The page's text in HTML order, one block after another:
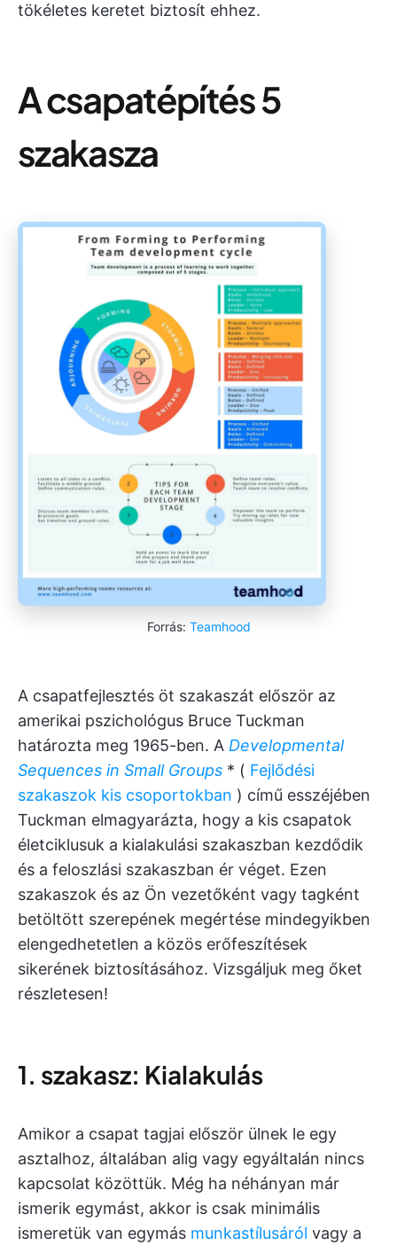
tökéletes keretet biztosít ehhez.
A csapatépítés 5
szakasza
Forrás: Teamhood
A csapatfejlesztés öt szakaszát először az
amerikai pszichológus Bruce Tuckman
határozta meg 1965-ben. A Developmental
Sequences in Small Groups * ( Fejlődési
szakaszok kis csoportokban ) című esszéjében
Tuckman elmagyarázta, hogy a kis csapatok
életciklusuk a kialakulási szakaszban kezdődik
és a feloszlási szakaszban ér véget. Ezen
szakaszok és az Ön vezetőként vagy tagként
betöltött szerepének megértése mindegyikben
elengedhetetlen a közös erőfeszítések
sikerének biztosításához. Vizsgáljuk meg őket
részletesen!
1. szakasz: Kialakulás
Amikor a csapat tagjai először ülnek le egy
asztalhoz, általában alig vagy egyáltalán nincs
kapcsolat közöttük. Még ha néhányan már
ismerik egymást, akkor is csak minimális
ismeretük van egymás munkastílusáról vagy a